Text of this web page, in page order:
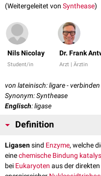
(Weitergeleitet von Synthease)
Nils Nicolay
Student/in
Dr. Frank
Arzt | Ärztin
von lateinisch: ligare - verbinden
Synonym: Synthease
Englisch: ligase
Definition
Ligasensind Enzyme, welche
einechemische Bindung
bei Eukaryoten aus der